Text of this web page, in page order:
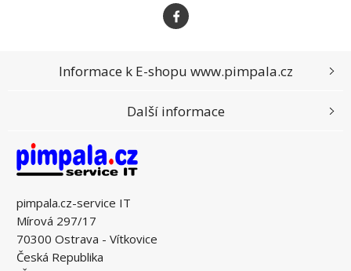
pimpala.cz-service IT
Mírová 297/17
70300 Ostrava - Vítkovice
Česká Republika
Informace k E-shopu www.pimpala.cz
Další informace